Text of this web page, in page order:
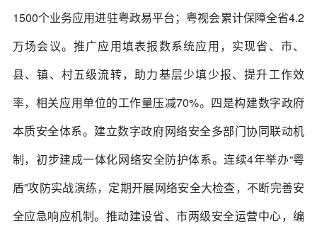
1500个业务应用进驻粤政易平台；粤视会累计保障全省4.2
万场会议。推广应用填表报数系统应用，实现省、市、
县、镇、村五级流转，助力基层少填少报、提升工作效
率，相关应用单位的工作量压减70%。四是构建数字政府
本质安全体系。建立数字政府网络安全多部门协同联动机
制，初步建成一体化网络安全防护体系。连续4年举办“粤
盾”攻防实战演练，定期开展网络安全大检查，不断完善安
全应急响应机制。推动建设省、市两级安全运营中心，编